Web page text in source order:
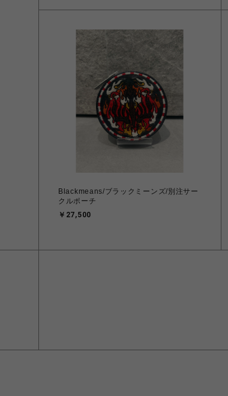
Blackmeans/ブラックミーンズ/別注サー
クルポーチ
￥27,500